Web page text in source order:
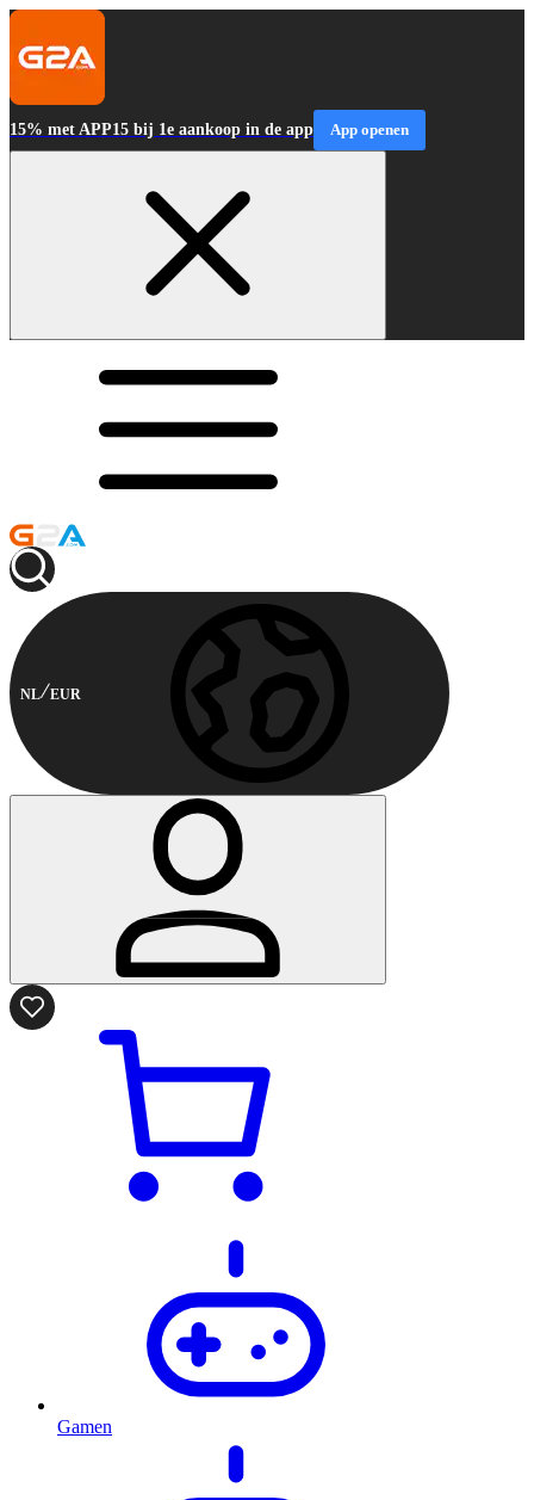
15% met APP15 bij 1e aankoop in de app App openen
NL EUR
Gamen